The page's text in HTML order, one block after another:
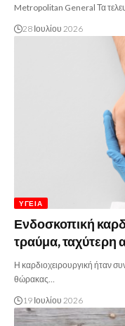
Metropolitan General Τα
28 Ιουλίου 2026
ΥΓΕΊΑ
Ενδοσκοπική
τραύμα,
Η καρδιοχειρουργική ήταν
θώρακας…
19 Ιουλίου 2026